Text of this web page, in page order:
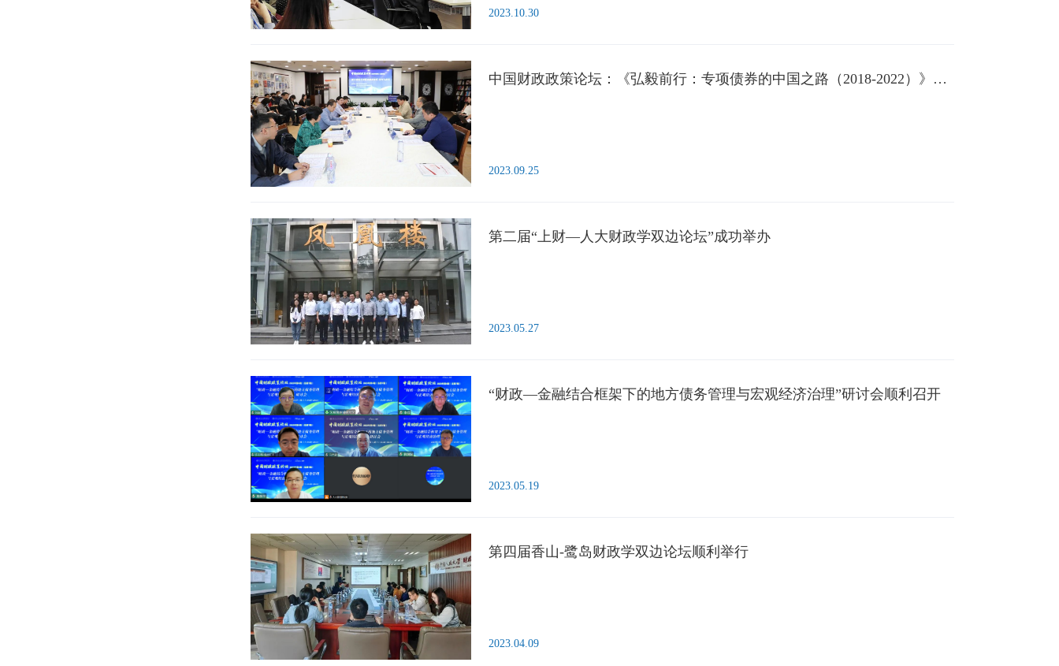
2023.10.30
中国财政政策论坛：《弘毅前行：专项债券的中国之路（2018-2022）》报告发布
2023.09.25
第二届“上财—人大财政学双边论坛”成功举办
2023.05.27
“财政—金融结合框架下的地方债务管理与宏观经济治理”研讨会顺利召开
2023.05.19
第四届香山-鹭岛财政学双边论坛顺利举行
2023.04.09